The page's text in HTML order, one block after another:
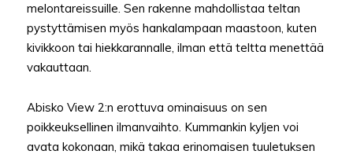
melontareissuille. Sen rakenne mahdollistaa teltan
pystyttämisen myös hankalampaan maastoon, kuten
kivikkoon tai hiekkarannalle, ilman että teltta menettää
vakauttaan.
Abisko View 2:n erottuva ominaisuus on sen
poikkeuksellinen ilmanvaihto. Kummankin kyljen voi
avata kokonaan, mikä takaa erinomaisen tuuletuksen